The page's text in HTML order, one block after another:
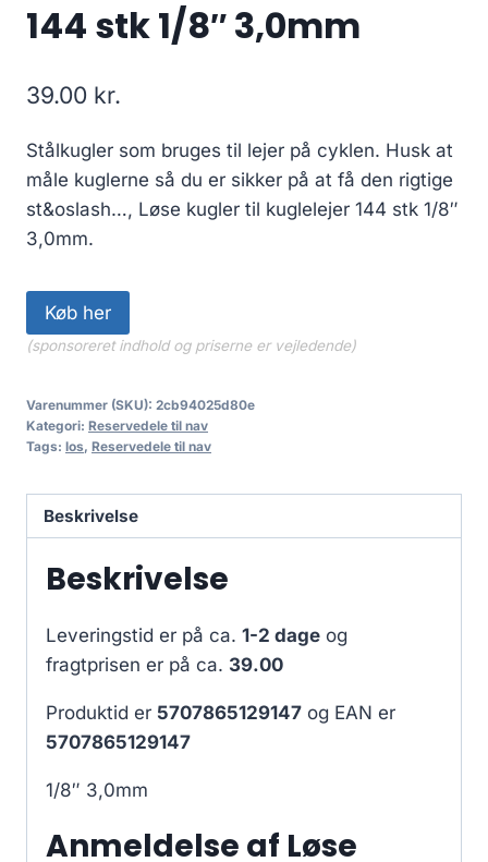
144 stk 1/8″ 3,0mm
39.00 kr.
Stålkugler som bruges til lejer på cyklen. Husk at
måle kuglerne så du er sikker på at få den rigtige
st&oslash…, Løse kugler til kuglelejer 144 stk 1/8″
3,0mm.
Køb her
(sponsoreret indhold og priserne er vejledende)
Varenummer (SKU): 2cb94025d80e
Kategori: Reservedele til nav
Tags: los, Reservedele til nav
Beskrivelse
Beskrivelse
Leveringstid er på ca. 1-2 dage og
fragtprisen er på ca. 39.00
Produktid er 5707865129147 og EAN er
5707865129147
1/8″ 3,0mm
Anmeldelse af Løse